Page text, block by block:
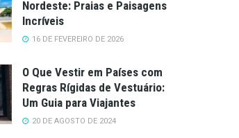
Nordeste: Praias e Paisagens
Incríveis
16 DE FEVEREIRO DE 2026
O Que Vestir em Países com
Regras Rígidas de Vestuário:
Um Guia para Viajantes
20 DE AGOSTO DE 2024